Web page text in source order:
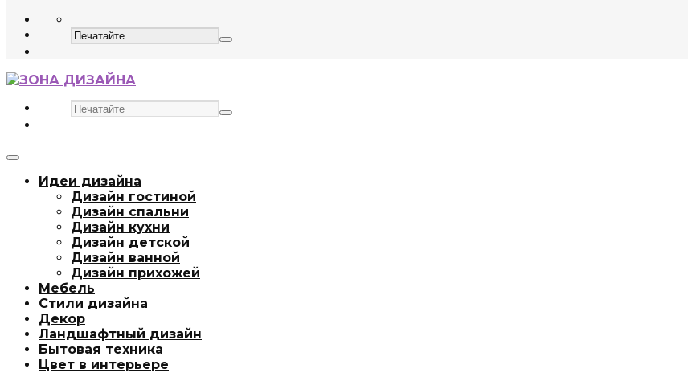
Идеи дизайна
Дизайн гостиной
Дизайн спальни
Дизайн кухни
Дизайн детской
Дизайн ванной
Дизайн прихожей
Мебель
Стили дизайна
Декор
Ландшафтный дизайн
Бытовая техника
Цвет в интерьере